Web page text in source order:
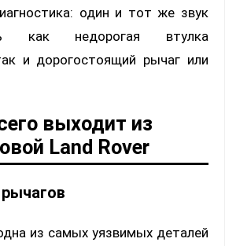
один и тот же звук
как недорогая втулка
и дорогостоящий рычаг или
выходит из
Land Rover
из самых уязвимых деталей